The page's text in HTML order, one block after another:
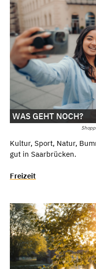
WAS GEHT NOCH?
Kultur, Sport, Natur,
gut in Saarbrücken.
Freizeit